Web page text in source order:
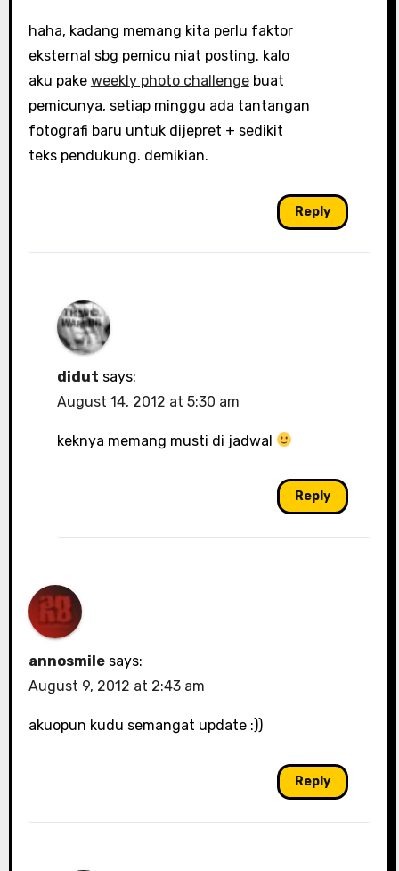
haha, kadang memang kita perlu faktor
eksternal sbg pemicu niat posting. kalo
aku pake weekly photo challengebuat
pemicunya, setiap minggu ada tantangan
fotografi baru untuk dijepret + sedikit
teks pendukung. demikian.
Reply
didut says:
August 14, 2012 at 5:30 am
keknya memang musti di jadwal
Reply
annosmile says:
August 9, 2012 at 2:43 am
akuopun kudu semangat update :))
Reply